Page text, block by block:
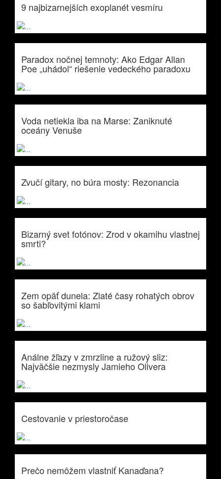
9 najbizarnejších exoplanét vesmíru
Paradox nočnej temnoty: Ako Edgar Allan
Poe „uhádol“ riešenie vedeckého paradoxu
Voda netiekla iba na Marse: Zaniknuté
oceány Venuše
Zvučí gitary, no búra mosty: Rezonancia
Bizarný svet fotónov: Zrod v okamihu vlastnej
smrti?
Zem opäť dunela: Zlaté časy rohatých obrov
so šabľovitými klami
Análne žľazy v zmrzline a ružový sliz:
Najväčšie nezmysly Jamieho Olivera
Cestovanie v priestoročase
Prečo nemôžem vlastniť Kanaďana?